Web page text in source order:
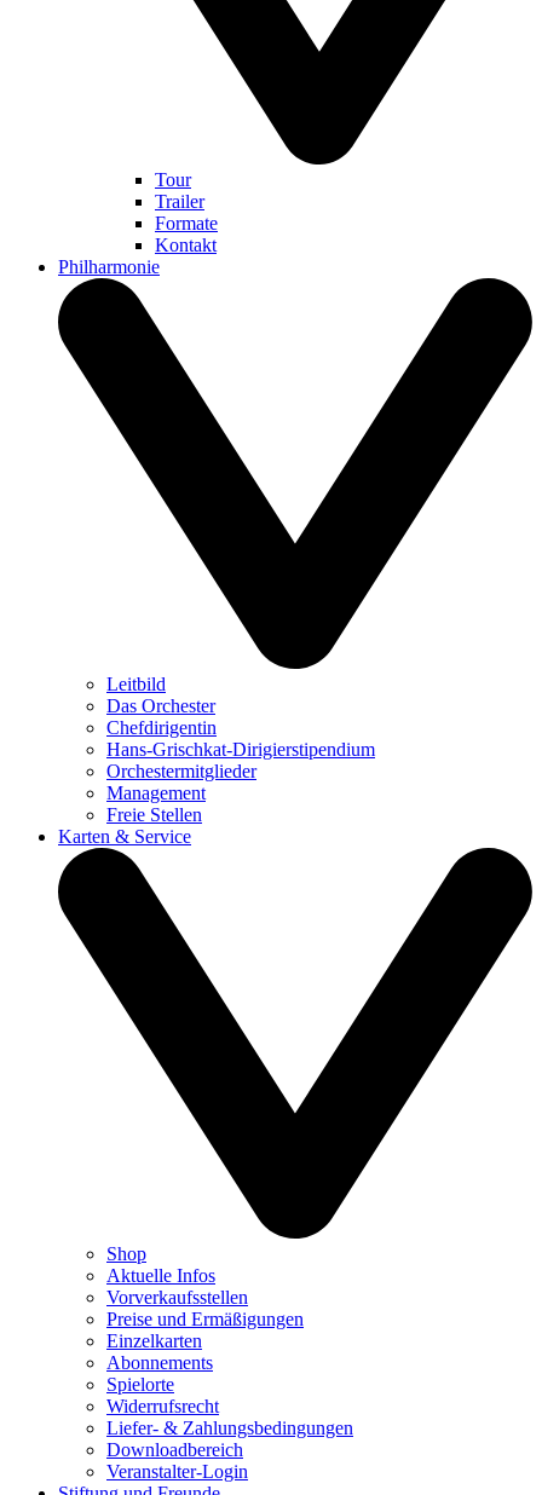
Tour
Trailer
Formate
Kontakt
Philharmonie
Leitbild
Das Orchester
Chefdirigentin
Hans-Grischkat-Dirigierstipendium
Orchestermitglieder
Management
Freie Stellen
Karten & Service
Shop
Aktuelle Infos
Vorverkaufsstellen
Preise und Ermäßigungen
Einzelkarten
Abonnements
Spielorte
Widerrufsrecht
Liefer- & Zahlungsbedingungen
Downloadbereich
Veranstalter-Login